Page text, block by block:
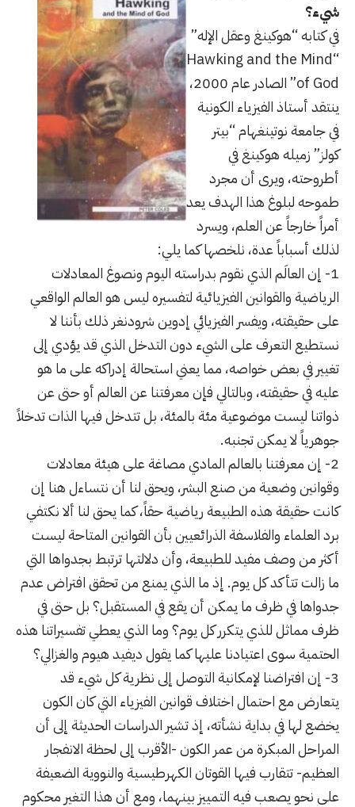
شيء؟
في كتابه “هوكينغ وعقل الإله”
“Hawking and the Mind
of God” الصادر عام 2000،
ينتقد أستاذ الفيزياء الكونية
في جامعة نوتينغهام “بيتر
كولز” زميله هوكينغ في
أطروحته، ويرى أن مجرد
طموحه لبلوغ هذا الهدف يعد
أمراً خارجاً عن العلم، ويسرد
لذلك أسباباً عدة، نلخصها كما يلي:
1- إن العالَم الذي نقوم بدراسته اليوم ونصوغ المعادلات
الرياضية والقوانين الفيزيائية لتفسيره ليس هو العالم الواقعي
على حقيقته، ويفسر الفيزيائي إدوين شرودنغر ذلك بأننا لا
نستطيع التعرف على الشيء دون التدخل الذي قد يؤدي إلى
تغيير في بعض خواصه، مما يعني استحالة إدراكه على ما هو
عليه في حقيقته، وبالتالي فإن معرفتنا عن العالم أو حتى عن
ذواتنا ليست موضوعية مئة بالمئة، بل تتدخل فيها الذات تدخلاً
جوهرياً لا يمكن تجنبه.
2- إن معرفتنا بالعالم المادي مصاغة على هيئة معادلات
وقوانين وضعية من صنع البشر، ويحق لنا أن نتساءل هنا إن
كانت حقيقة هذه الطبيعة رياضية حقاً، كما يحق لنا ألا نكتفي
برد العلماء والفلاسفة الذرائعيين بأن القوانين المتاحة ليست
أكثر من وصف مفيد للطبيعة، وأن دلالتها ترتبط بجدواها التي
ما زالت تتأكد كل يوم. إذ ما الذي يمنع من تحقق افتراض عدم
جدواها في ظرف ما يمكن أن يقع في المستقبل؟ بل حتى في
ظرف مماثل للذي يتكرر كل يوم؟ وما الذي يعطي تفسيراتنا هذه
الحتمية سوى اعتيادنا عليها كما يقول ديفيد هيوم والغزالي؟
3- إن افتراضنا لإمكانية التوصل إلى نظرية كل شيء قد
يتعارض مع احتمال اختلاف قوانين الفيزياء التي كان الكون
يخضع لها في بداية نشأته، إذ تشير الدراسات الحديثة إلى أن
المراحل المبكرة من عمر الكون -الأقرب إلى لحظة الانفجار
العظيم- تتقارب فيها القوتان الكهرطيسية والنووية الضعيفة
على نحو يصعب فيه التمييز بينهما، ومع أن هذا التغير محكوم